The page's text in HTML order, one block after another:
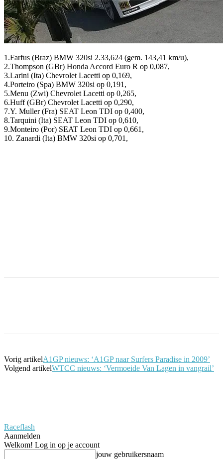
1.Farfus (Braz) BMW 320si 2.33,624 (gem. 143,41 km/u),
2.Thompson (GBr) Honda Accord Euro R op 0,087,
3.Larini (Ita) Chevrolet Lacetti op 0,169,
4.Porteiro (Spa) BMW 320si op 0,191,
5.Menu (Zwi) Chevrolet Lacetti op 0,265,
6.Huff (GBr) Chevrolet Lacetti op 0,290,
7.Y. Muller (Fra) SEAT Leon TDI op 0,400,
8.Tarquini (Ita) SEAT Leon TDI op 0,610,
9.Monteiro (Por) SEAT Leon TDI op 0,661,
10. Zanardi (Ita) BMW 320si op 0,701,
Vorig artikelA1GP nieuws: ‘A1GP naar Surfers Paradise in 2009’
Volgend artikelWTCC nieuws: ‘Vermoeide Van Lagen in vangrail’
Raceflash
Aanmelden
Welkom! Log in op je account
jouw gebruikersnaam